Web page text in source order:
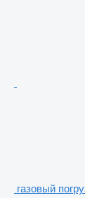
газовый